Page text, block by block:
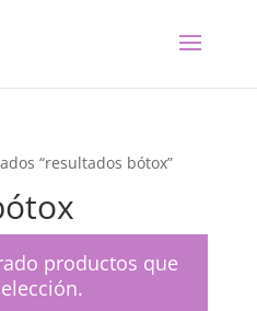
“resultados bótox”
productos que